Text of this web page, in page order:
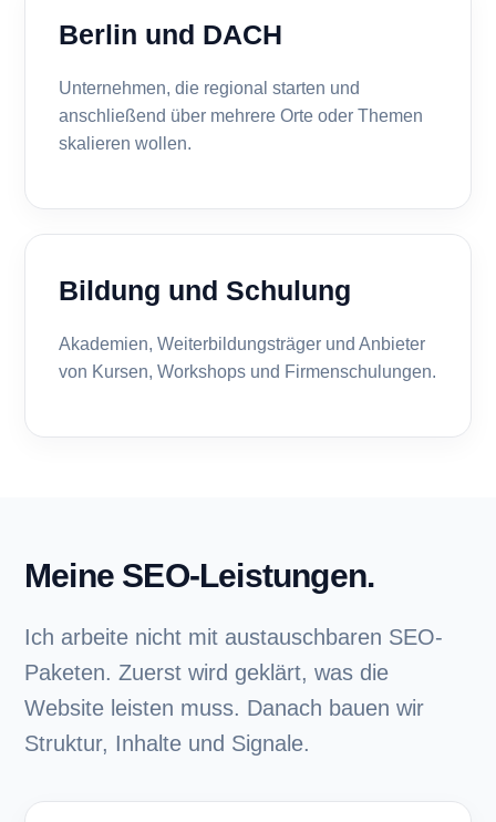
Berlin und DACH
Unternehmen, die regional starten und
anschließend über mehrere Orte oder Themen
skalieren wollen.
Bildung und Schulung
Akademien, Weiterbildungsträger und Anbieter
von Kursen, Workshops und Firmenschulungen.
Meine SEO-Leistungen.
Ich arbeite nicht mit austauschbaren SEO-
Paketen. Zuerst wird geklärt, was die
Website leisten muss. Danach bauen wir
Struktur, Inhalte und Signale.